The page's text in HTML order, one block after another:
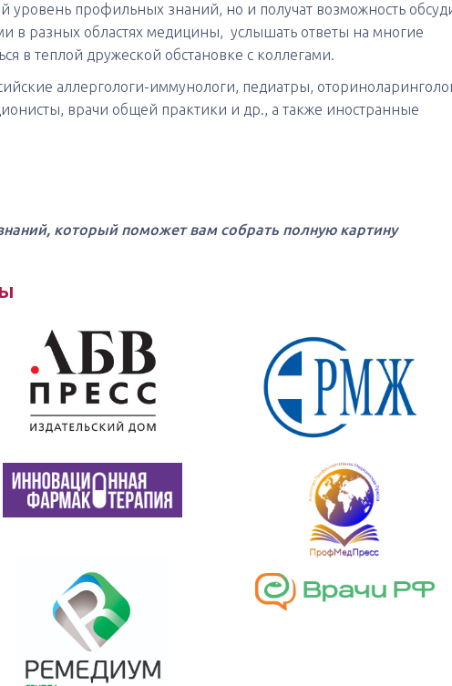
уровень профильных знаний, но и получат возможность
в разных областях медицины, услышать ответы на многие
в теплой дружеской обстановке с коллегами.
аллергологи-иммунологи, педиатры,
врачи общей практики и др., а также иностранные
который поможет вам собрать полную картину